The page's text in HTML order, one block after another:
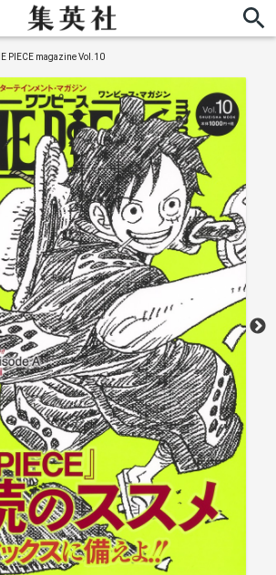
PIECE magazine Vol.10